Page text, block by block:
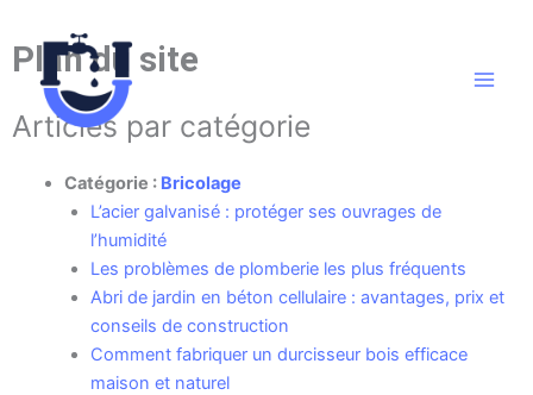
au
contenu
Plan du site
Articles par catégorie
Catégorie : Bricolage
L’acier galvanisé : protéger ses ouvrages de
l’humidité
Les problèmes de plomberie les plus fréquents
Abri de jardin en béton cellulaire : avantages, prix et
conseils de construction
Comment fabriquer un durcisseur bois efficace
maison et naturel